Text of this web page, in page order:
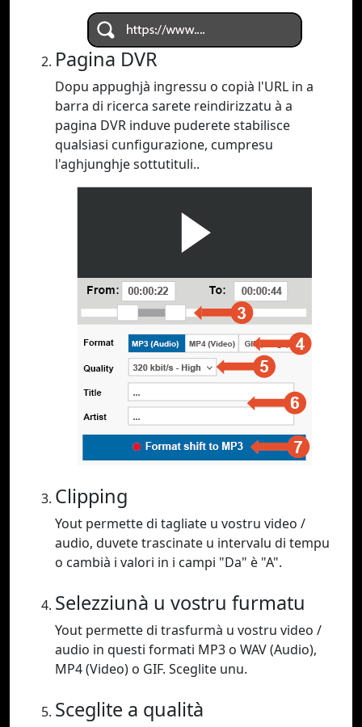
Pagina DVR
Dopu appughjà ingressu o copià l'URL in a
barra di ricerca sarete reindirizzatu à a
pagina DVR induve puderete stabilisce
qualsiasi cunfigurazione, cumpresu
l'aghjunghje sottutituli..
Clipping
Yout permette di tagliate u vostru video /
audio, duvete trascinate u intervalu di tempu
o cambià i valori in i campi "Da" è "A".
Selezziunà u vostru furmatu
Yout permette di trasfurmà u vostru video /
audio in questi formati MP3 o WAV (Audio),
MP4 (Video) o GIF. Sceglite unu.
Sceglite a qualità